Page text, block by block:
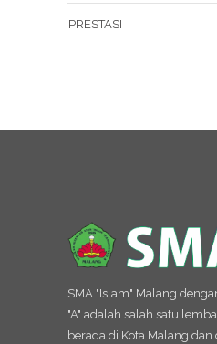
PRESTASI
SMA "Islam" Malang
"A" adalah salah satu
berada di Kota Malang